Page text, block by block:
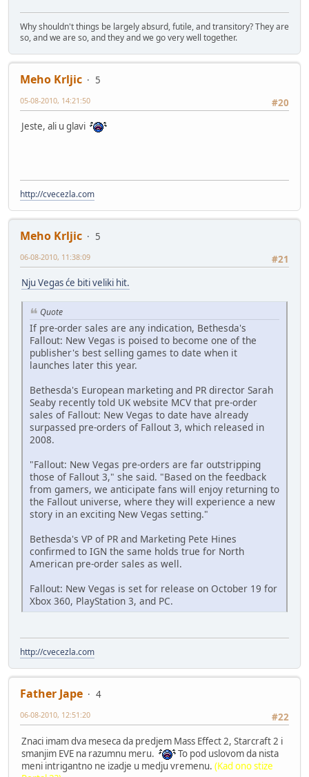
Why shouldn't things be largely absurd, futile, and transitory? They are
so, and we are so, and they and we go very well together.
Meho Krljic
5
#20
05-08-2010, 14:21:50
Jeste, ali u glavi
http://cvecezla.com
Meho Krljic
5
#21
06-08-2010, 11:38:09
Nju Vegas će biti veliki hit.
Quote
If pre-order sales are any indication, Bethesda's
Fallout: New Vegas is poised to become one of the
publisher's best selling games to date when it
launches later this year.
Bethesda's European marketing and PR director Sarah
Seaby recently told UK website MCV that pre-order
sales of Fallout: New Vegas to date have already
surpassed pre-orders of Fallout 3, which released in
2008.
"Fallout: New Vegas pre-orders are far outstripping
those of Fallout 3," she said. "Based on the feedback
from gamers, we anticipate fans will enjoy returning to
the Fallout universe, where they will experience a new
story in an exciting New Vegas setting."
Bethesda's VP of PR and Marketing Pete Hines
confirmed to IGN the same holds true for North
American pre-order sales as well.
Fallout: New Vegas is set for release on October 19 for
Xbox 360, PlayStation 3, and PC.
http://cvecezla.com
Father Jape
4
#22
06-08-2010, 12:51:20
Znaci imam dva meseca da predjem Mass Effect 2, Starcraft 2 i
smanjim EVE na razumnu meru.
To pod uslovom da nista
meni intrigantno ne izadje u medju vremenu. (Kad ono stize